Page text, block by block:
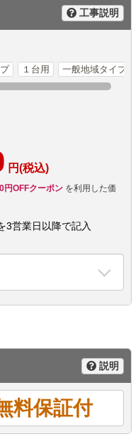
工事説明
１台用 一般地域タイプ
円(税込)
円OFFクーポンを利用した価
3営業日以降で記入
説明
料保証付